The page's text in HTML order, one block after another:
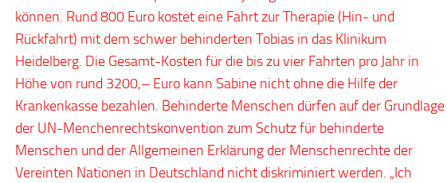
können. Rund 800 Euro kostet eine Fahrt zur Therapie (Hin- und
Rückfahrt) mit dem schwer behinderten Tobias in das Klinikum
Heidelberg. Die Gesamt-Kosten für die bis zu vier Fahrten pro Jahr in
Höhe von rund 3200,– Euro kann Sabine nicht ohne die Hilfe der
Krankenkasse bezahlen. Behinderte Menschen dürfen auf der Grundlage
der UN-Menchenrechtskonvention zum Schutz für behinderte
Menschen und der Allgemeinen Erklärung der Menschenrechte der
Vereinten Nationen in Deutschland nicht diskriminiert werden. „Ich